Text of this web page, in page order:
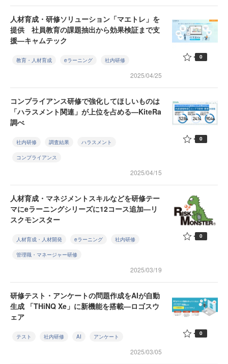
人材育成・研修ソリューション「マエトレ」を
提供 社員教育の課題抽出から効果検証まで支
援—キャムテック
教育・人材育成 eラーニング 社内研修
2025/04/25
0
コンプライアンス研修で強化してほしいものは
「ハラスメント関連」が上位を占める—KiteRa
調べ
社内研修 調査結果 ハラスメント
コンプライアンス
2025/04/15
0
人材育成・マネジメントスキルなどを研修テー
マにeラーニングシリーズに12コース追加—リ
スクモンスター
人材育成・人材開発 eラーニング 社内研修
管理職・マネージャー研修
2025/03/19
0
研修テスト・アンケートの問題作成をAIが自動
生成 「THiNQ Xe」に新機能を搭載—ロゴスウ
ェア
テスト 社内研修 AI アンケート
2025/03/05
0